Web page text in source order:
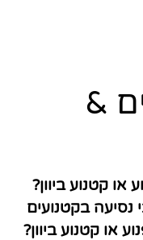
&
קטנוע ביוון?
בקטנועים
או קטנוע ביוון?